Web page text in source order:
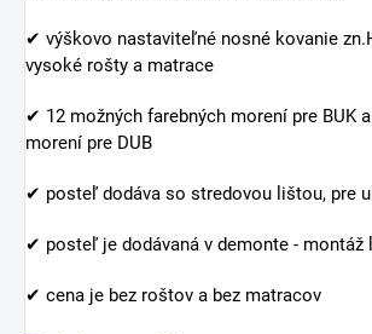
✔ výškovo nastaviteľné nosné kovanie
vysoké rošty a matrace
✔ 12 možných farebných morení pre BUK
morení pre DUB
✔ posteľ dodáva so stredovou lištou, pre
✔ posteľ je dodávaná v demonte - montáž
✔ cena je bez roštov a bez matracov